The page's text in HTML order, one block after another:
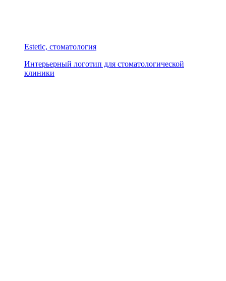
Estetic, стоматология
Интерьерный логотип для стоматологической
клиники